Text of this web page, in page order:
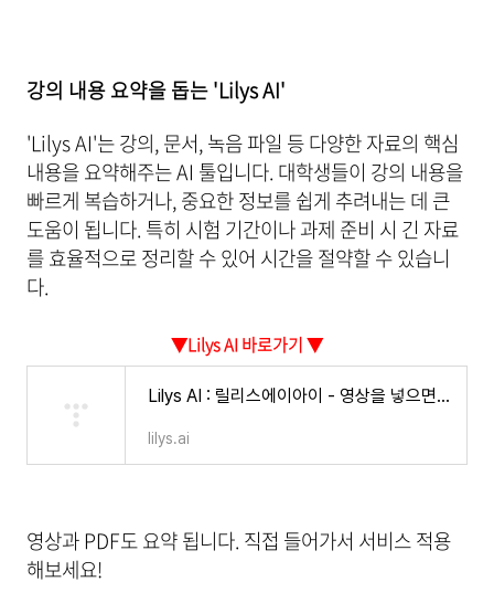
강의 내용 요약을 돕는 'Lilys AI'
'Lilys AI'는 강의, 문서, 녹음 파일 등 다양한 자료의 핵심
내용을 요약해주는 AI 툴입니다. 대학생들이 강의 내용을
빠르게 복습하거나, 중요한 정보를 쉽게 추려내는 데 큰
도움이 됩니다. 특히 시험 기간이나 과제 준비 시 긴 자료
를 효율적으로 정리할 수 있어 시간을 절약할 수 있습니
다.
▼Lilys AI 바로가기 ▼
Lilys AI : 릴리스에이아이 - 영상을 넣으면 깔끔한 요약노트로
lilys.ai
영상과 PDF도 요약 됩니다. 직접 들어가서 서비스 적용
해보세요!